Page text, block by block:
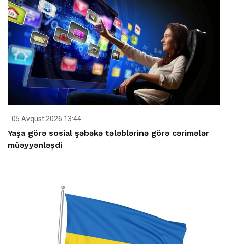
05 Avqust 2026 13:44
Yaşa görə sosial şəbəkə tələblərinə görə cərimələr
müəyyənləşdi